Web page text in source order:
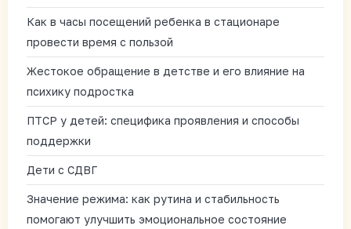
Как в часы посещений ребенка в стационаре
провести время с пользой
Жестокое обращение в детстве и его влияние на
психику подростка
ПТСР у детей: специфика проявления и способы
поддержки
Дети с СДВГ
Значение режима: как рутина и стабильность
помогают улучшить эмоциональное состояние